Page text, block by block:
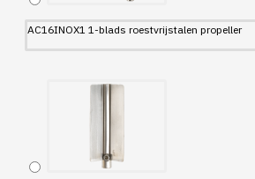
AC16INOX1 1-blads roestvrijstalen propeller